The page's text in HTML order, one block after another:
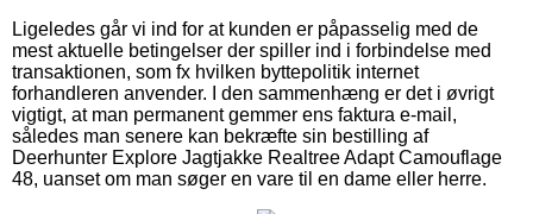
Ligeledes går vi ind for at kunden er påpasselig med de
mest aktuelle betingelser der spiller ind i forbindelse med
transaktionen, som fx hvilken byttepolitik internet
forhandleren anvender. I den sammenhæng er det i øvrigt
vigtigt, at man permanent gemmer ens faktura e-mail,
således man senere kan bekræfte sin bestilling af
Deerhunter Explore Jagtjakke Realtree Adapt Camouflage
48, uanset om man søger en vare til en dame eller herre.